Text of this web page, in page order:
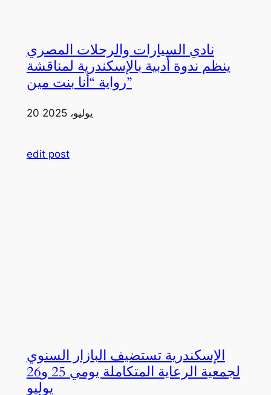
نادي السيارات والرحلات المصري
ينظم ندوة أدبية بالإسكندرية لمناقشة
رواية “أنا بنت مين”
20 يوليو، 2025
edit post
الإسكندرية تستضيف البازار السنوي
لجمعية الرعاية المتكاملة يومي 25 و26
يوليو